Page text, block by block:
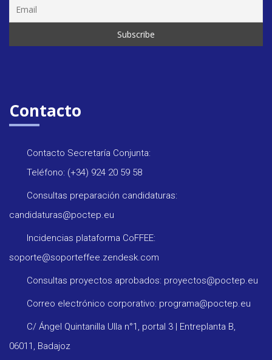
Contacto
Contacto Secretaría Conjunta:
Teléfono: (+34) 924 20 59 58
Consultas preparación candidaturas:
candidaturas@poctep.eu
Incidencias plataforma CoFFEE:
soporte@soporteffee.zendesk.com
Consultas proyectos aprobados: proyectos@poctep.eu
Correo electrónico corporativo: programa@poctep.eu
C/ Ángel Quintanilla Ulla n°1, portal 3 | Entreplanta B,
06011, Badajoz